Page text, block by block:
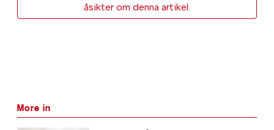
åsikter om denna artikel.
More in